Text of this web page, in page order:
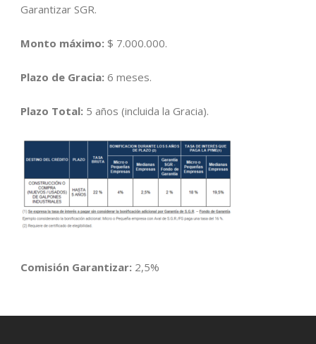
Garantizar SGR.
Monto máximo: $ 7.000.000.
Plazo de Gracia: 6 meses.
Plazo Total: 5 años (incluida la Gracia).
Comisión Garantizar: 2,5%